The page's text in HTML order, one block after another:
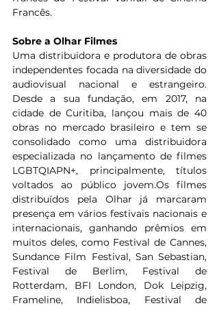
Francês.
Sobre a Olhar Filmes
Uma distribuidora e produtora de obras
independentes focada na diversidade do
audiovisual nacional e estrangeiro.
Desde a sua fundação, em 2017, na
cidade de Curitiba, lançou mais de 40
obras no mercado brasileiro e tem se
consolidado como uma distribuidora
especializada no lançamento de filmes
LGBTQIAPN+, principalmente, títulos
voltados ao público jovem.Os filmes
distribuídos pela Olhar já marcaram
presença em vários festivais nacionais e
internacionais, ganhando prêmios em
muitos deles, como Festival de Cannes,
Sundance Film Festival, San Sebastian,
Festival de Berlim, Festival de
Rotterdam, BFI London, Dok Leipzig,
Frameline, Indielisboa, Festival de